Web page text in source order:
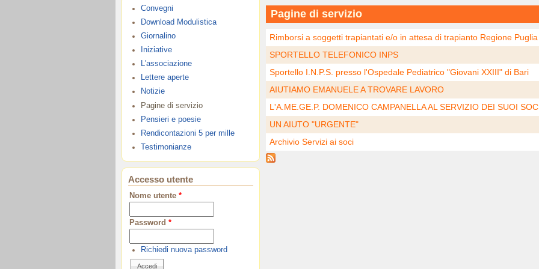
Convegni
Download Modulistica
Giornalino
Iniziative
L'associazione
Lettere aperte
Notizie
Pagine di servizio
Pensieri e poesie
Rendicontazioni 5 per mille
Testimonianze
Accesso utente
Nome utente *
Password *
Richiedi nuova password
Pagine di servizio
Rimborsi a soggetti trapiantati e/o in attesa di trapianto Regione Puglia
SPORTELLO TELEFONICO INPS
Sportello I.N.P.S. presso l'Ospedale Pediatrico "Giovani XXIII" di Bari
AIUTIAMO EMANUELE A TROVARE LAVORO
L'A.ME.GE.P. DOMENICO CAMPANELLA AL SERVIZIO DEI SUOI
UN AIUTO "URGENTE"
Archivio Servizi ai soci